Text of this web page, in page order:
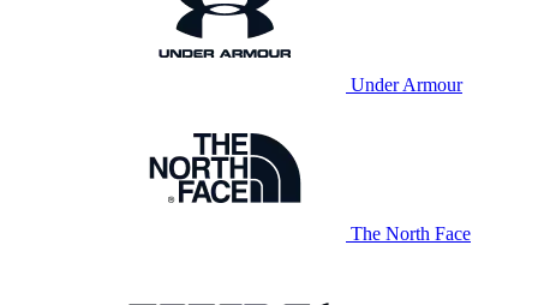
Under Armour
The North Face